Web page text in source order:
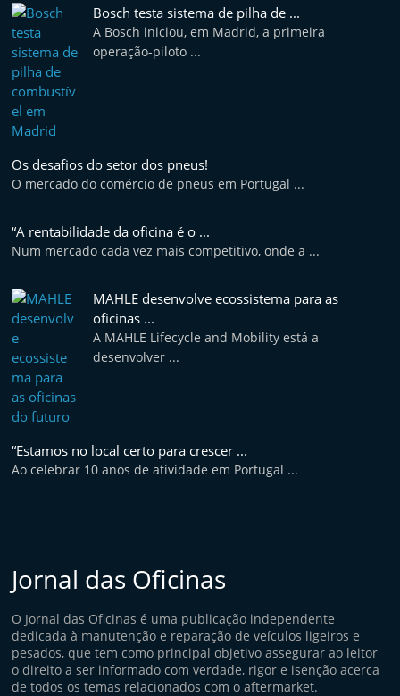
Bosch testa sistema de pilha de ...
A Bosch iniciou, em Madrid, a primeira
operação-piloto ...
Os desafios do setor dos pneus!
O mercado do comércio de pneus em Portugal ...
“A rentabilidade da oficina é o ...
Num mercado cada vez mais competitivo, onde a ...
MAHLE desenvolve ecossistema para as
oficinas ...
A MAHLE Lifecycle and Mobility está a
desenvolver ...
“Estamos no local certo para crescer ...
Ao celebrar 10 anos de atividade em Portugal ...
Jornal das Oficinas
O Jornal das Oficinas é uma publicação independente
dedicada à manutenção e reparação de veículos ligeiros e
pesados, que tem como principal objetivo assegurar ao leitor
o direito a ser informado com verdade, rigor e isenção acerca
de todos os temas relacionados com o aftermarket.